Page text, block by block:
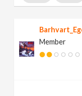
Member